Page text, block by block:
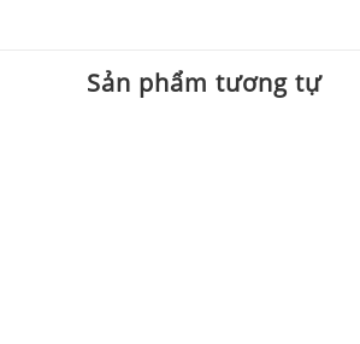
Sản phẩm tương tự